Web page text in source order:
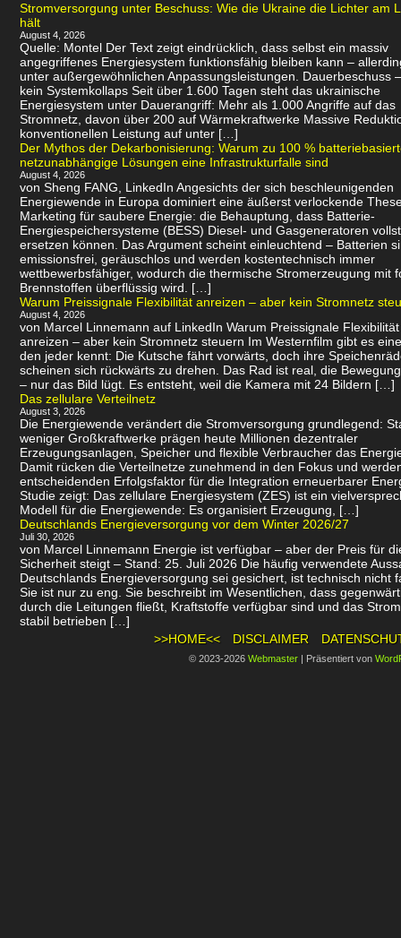
Stromversorgung unter Beschuss: Wie die Ukraine die Lichter am
hält
August 4, 2026
Quelle: Montel Der Text zeigt eindrücklich, dass selbst ein massiv
angegriffenes Energiesystem funktionsfähig bleiben kann –
unter außergewöhnlichen Anpassungsleistungen. Dauerbeschuss
kein Systemkollaps Seit über 1.600 Tagen steht das ukrainische
Energiesystem unter Dauerangriff: Mehr als 1.000 Angriffe auf das
Stromnetz, davon über 200 auf Wärmekraftwerke Massive
konventionellen Leistung auf unter […]
Der Mythos der Dekarbonisierung: Warum zu 100 %
netzunabhängige Lösungen eine Infrastrukturfalle sind
August 4, 2026
von Sheng FANG, LinkedIn Angesichts der sich beschleunigenden
Energiewende in Europa dominiert eine äußerst verlockende
Marketing für saubere Energie: die Behauptung, dass Batterie-
Energiespeichersysteme (BESS) Diesel- und Gasgeneratoren
ersetzen können. Das Argument scheint einleuchtend – Batterien
emissionsfrei, geräuschlos und werden kostentechnisch immer
wettbewerbsfähiger, wodurch die thermische Stromerzeugung mit
Brennstoffen überflüssig wird. […]
Warum Preissignale Flexibilität anreizen – aber kein Stromnetz
August 4, 2026
von Marcel Linnemann auf LinkedIn Warum Preissignale Flexibilität
anreizen – aber kein Stromnetz steuern Im Westernfilm gibt es
den jeder kennt: Die Kutsche fährt vorwärts, doch ihre
scheinen sich rückwärts zu drehen. Das Rad ist real, die
– nur das Bild lügt. Es entsteht, weil die Kamera mit 24 Bildern […]
Das zellulare Verteilnetz
August 3, 2026
Die Energiewende verändert die Stromversorgung grundlegend:
weniger Großkraftwerke prägen heute Millionen dezentraler
Erzeugungsanlagen, Speicher und flexible Verbraucher das
Damit rücken die Verteilnetze zunehmend in den Fokus und
entscheidenden Erfolgsfaktor für die Integration erneuerbarer
Studie zeigt: Das zellulare Energiesystem (ZES) ist ein
Modell für die Energiewende: Es organisiert Erzeugung, […]
Deutschlands Energieversorgung vor dem Winter 2026/27
Juli 30, 2026
von Marcel Linnemann Energie ist verfügbar – aber der Preis für
Sicherheit steigt – Stand: 25. Juli 2026 Die häufig verwendete
Deutschlands Energieversorgung sei gesichert, ist technisch nicht
Sie ist nur zu eng. Sie beschreibt im Wesentlichen, dass
durch die Leitungen fließt, Kraftstoffe verfügbar sind und das
stabil betrieben […]
>>HOME<<
DISCLAIMER
© 2023-2026 Webmaster | Präsentiert von